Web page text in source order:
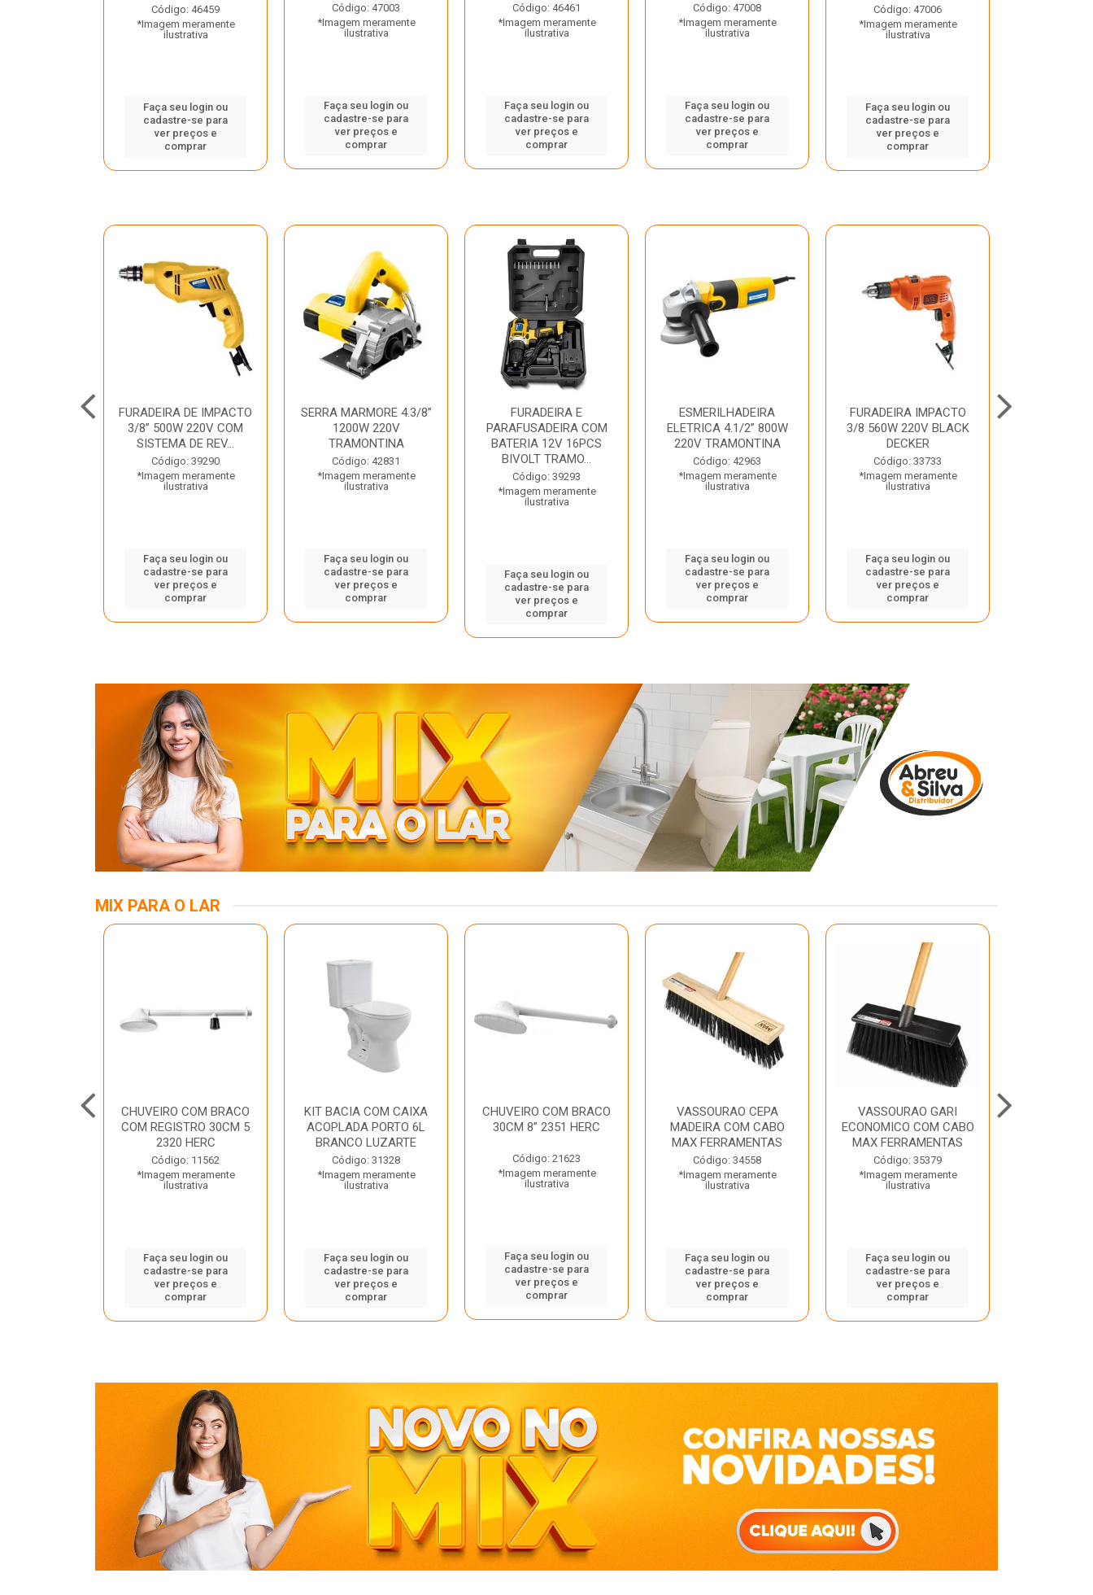
Código: 46459
*Imagem meramente
ilustrativa
Faça seu login ou
cadastre-se para
ver preços e
comprar
Código: 47003
*Imagem meramente
ilustrativa
Faça seu login ou
cadastre-se para
ver preços e
comprar
Código: 46461
*Imagem meramente
ilustrativa
Faça seu login ou
cadastre-se para
ver preços e
comprar
Código: 47008
*Imagem meramente
ilustrativa
Faça seu login ou
cadastre-se para
ver preços e
comprar
Código: 47006
*Imagem meramente
ilustrativa
Faça seu login ou
cadastre-se para
ver preços e
comprar
FURADEIRA DE IMPACTO
3/8” 500W 220V COM
SISTEMA DE REV...
Código: 39290
*Imagem meramente
ilustrativa
Faça seu login ou
cadastre-se para
ver preços e
comprar
SERRA MARMORE 4.3/8”
1200W 220V
TRAMONTINA
Código: 42831
*Imagem meramente
ilustrativa
Faça seu login ou
cadastre-se para
ver preços e
comprar
FURADEIRA E
PARAFUSADEIRA COM
BATERIA 12V 16PCS
BIVOLT TRAMO...
Código: 39293
*Imagem meramente
ilustrativa
Faça seu login ou
cadastre-se para
ver preços e
comprar
ESMERILHADEIRA
ELETRICA 4.1/2” 800W
220V TRAMONTINA
Código: 42963
*Imagem meramente
ilustrativa
Faça seu login ou
cadastre-se para
ver preços e
comprar
FURADEIRA IMPACTO
3/8 560W 220V BLACK
DECKER
Código: 33733
*Imagem meramente
ilustrativa
Faça seu login ou
cadastre-se para
ver preços e
comprar
MIX PARA O LAR
CHUVEIRO COM BRACO
COM REGISTRO 30CM 5
2320 HERC
Código: 11562
*Imagem meramente
ilustrativa
Faça seu login ou
cadastre-se para
ver preços e
comprar
KIT BACIA COM CAIXA
ACOPLADA PORTO 6L
BRANCO LUZARTE
Código: 31328
*Imagem meramente
ilustrativa
Faça seu login ou
cadastre-se para
ver preços e
comprar
CHUVEIRO COM BRACO
30CM 8” 2351 HERC
Código: 21623
*Imagem meramente
ilustrativa
Faça seu login ou
cadastre-se para
ver preços e
comprar
VASSOURAO CEPA
MADEIRA COM CABO
MAX FERRAMENTAS
Código: 34558
*Imagem meramente
ilustrativa
Faça seu login ou
cadastre-se para
ver preços e
comprar
VASSOURAO GARI
ECONOMICO COM CABO
MAX FERRAMENTAS
Código: 35379
*Imagem meramente
ilustrativa
Faça seu login ou
cadastre-se para
ver preços e
comprar